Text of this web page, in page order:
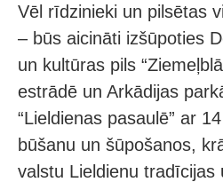
Vēl rīdzinieki un pilsētas
– būs aicināti izšūpoties
un kultūras pils
estrādē un Arkādijas
“Lieldienas pasaulē” ar
būšanu un šūpošanos,
valstu Lieldienu